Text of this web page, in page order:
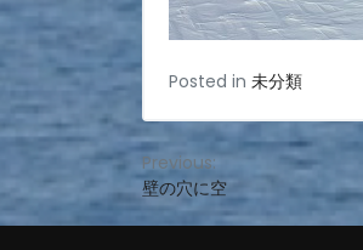
Posted in 未分類
投
稿
Previous:
壁の穴に空